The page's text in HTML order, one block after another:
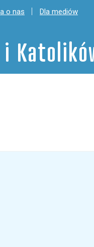
o nas Dla mediów
i